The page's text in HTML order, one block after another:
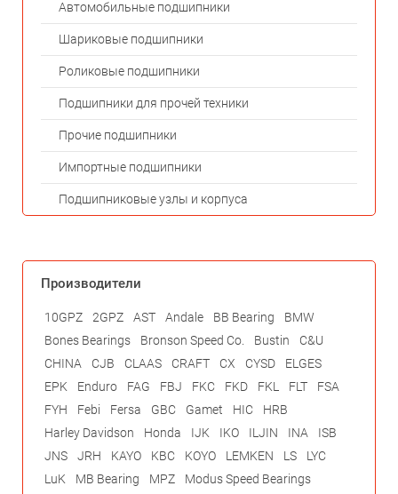
Автомобильные подшипники
Шариковые подшипники
Роликовые подшипники
Подшипники для прочей техники
Прочие подшипники
Импортные подшипники
Подшипниковые узлы и корпуса
Производители
10GPZ 2GPZ AST Andale BB Bearing
BMW
Bones Bearings
Bronson Speed Co. Bustin
C&U
CHINA
CJB CLAAS CRAFT CX CYSD
ELGES
EPK
Enduro FAG FBJ FKC FKD FKL FLT
FSA
FYH
Febi Fersa GBC Gamet HIC
HRB
Harley Davidson
Honda IJK IKO ILJIN INA
ISB
JNS
JRH KAYO KBC KOYO LEMKEN LS
LYC
LuK
MB Bearing MPZ
Modus Speed Bearings